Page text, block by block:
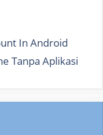
In Android
Tanpa Aplikasi